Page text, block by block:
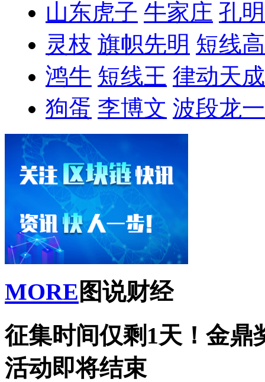
山东虎子 牛家庄 孔
灵枝 旗帜先明 短线
鸿牛 短线王 律动天成
狗蛋 李博文 波段龙一
MORE 图说财经
征集时间仅剩1天！金鼎
活动即将结束